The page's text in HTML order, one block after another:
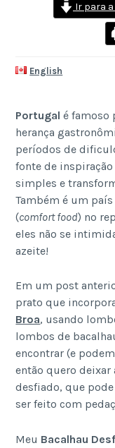
Ir para
English
Portugal é famoso
herança
períodos de
fonte de
simples e
Também é um
(comfort food) no
eles não se
azeite!
Em um post
prato que
Broa, usando
lombos de
encontrar (e
então quero deixar
desfiado, que
ser feito com
Meu Bacalhau